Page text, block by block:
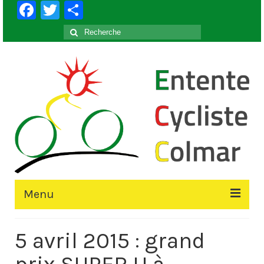
Facebook
Twitter
Rechercher
:
Menu
Le Club
5 avril 2015 : grand